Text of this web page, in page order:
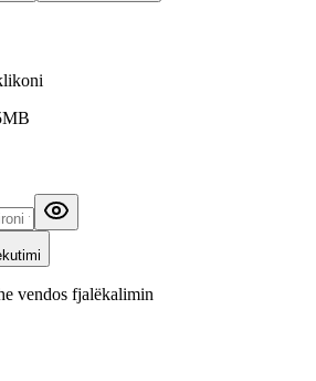
vendos fjalëkalimin